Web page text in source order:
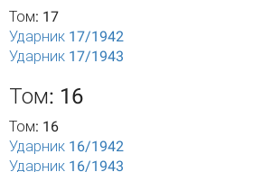
Том: 17
Ударник 17/1942
Ударник 17/1943
Том: 16
Том: 16
Ударник 16/1942
Ударник 16/1943